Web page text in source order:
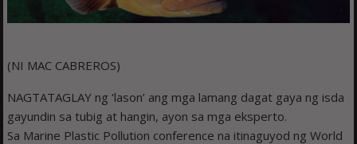
(NI MAC CABREROS)
NAGTATAGLAY ng ‘lason’ ang mga lamang dagat gaya ng isda
gayundin sa tubig at hangin, ayon sa mga eksperto.
Sa Marine Plastic Pollution conference na itinaguyod ng World